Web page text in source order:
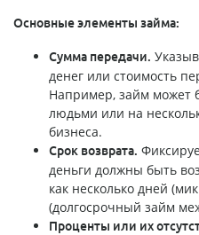
Основные элементы займа:
Сумма передачи.
денег или стоимость
Например, займ может
людьми или на
бизнеса.
Срок возврата.
деньги должны быть
как несколько дней
(долгосрочный займ
Проценты или их